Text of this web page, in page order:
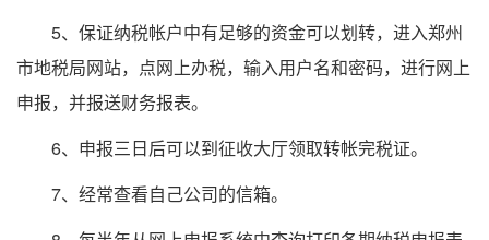
5、保证纳税帐户中有足够的资金可以划转，进入郑州
市地税局网站，点网上办税，输入用户名和密码，进行网上
申报，并报送财务报表。
6、申报三日后可以到征收大厅领取转帐完税证。
7、经常查看自己公司的信箱。